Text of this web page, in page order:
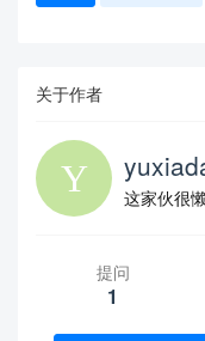
关于作者
这家伙很
提问
1